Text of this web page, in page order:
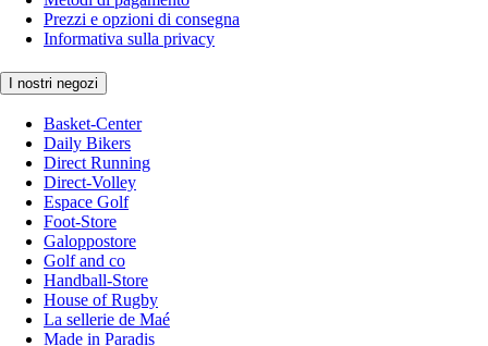
Prezzi e opzioni di consegna
Informativa sulla privacy
I nostri negozi
Basket-Center
Daily Bikers
Direct Running
Direct-Volley
Espace Golf
Foot-Store
Galoppostore
Golf and co
Handball-Store
House of Rugby
La sellerie de Maé
Made in Paradis